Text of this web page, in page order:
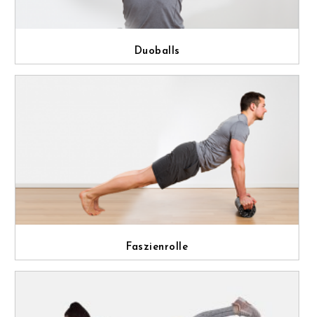
Duoballs
Faszienrolle